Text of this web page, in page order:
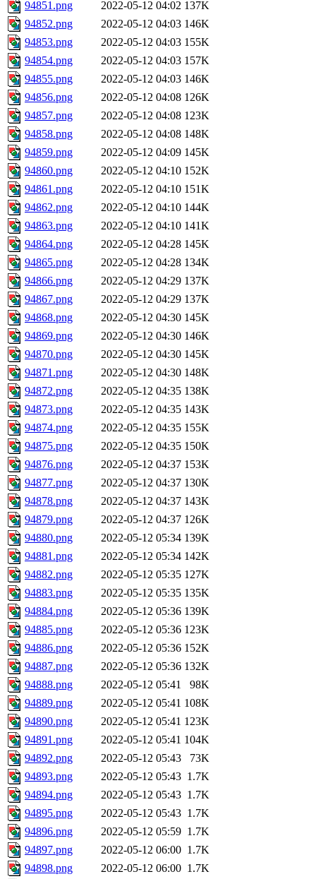
94851.png 2022-05-12 04:02 137K
94852.png
2022-05-12 04:03 146K
94853.png
2022-05-12 04:03 155K
94854.png
2022-05-12 04:03 157K
94855.png
2022-05-12 04:03 146K
94856.png
2022-05-12 04:08 126K
94857.png
2022-05-12 04:08 123K
94858.png
2022-05-12 04:08 148K
94859.png
2022-05-12 04:09 145K
94860.png
2022-05-12 04:10 152K
94861.png
2022-05-12 04:10 151K
94862.png
2022-05-12 04:10 144K
94863.png
2022-05-12 04:10 141K
94864.png
2022-05-12 04:28 145K
94865.png
2022-05-12 04:28 134K
94866.png
2022-05-12 04:29 137K
94867.png
2022-05-12 04:29 137K
94868.png
2022-05-12 04:30 145K
94869.png
2022-05-12 04:30 146K
94870.png
2022-05-12 04:30 145K
94871.png
2022-05-12 04:30 148K
94872.png
2022-05-12 04:35 138K
94873.png
2022-05-12 04:35 143K
94874.png
2022-05-12 04:35 155K
94875.png
2022-05-12 04:35 150K
94876.png
2022-05-12 04:37 153K
94877.png
2022-05-12 04:37 130K
94878.png
2022-05-12 04:37 143K
94879.png
2022-05-12 04:37 126K
94880.png
2022-05-12 05:34 139K
94881.png
2022-05-12 05:34 142K
94882.png
2022-05-12 05:35 127K
94883.png
2022-05-12 05:35 135K
94884.png
2022-05-12 05:36 139K
94885.png
2022-05-12 05:36 123K
94886.png
2022-05-12 05:36 152K
94887.png
2022-05-12 05:36 132K
94888.png
2022-05-12 05:41
98K
94889.png
2022-05-12 05:41 108K
94890.png
2022-05-12 05:41 123K
94891.png
2022-05-12 05:41 104K
94892.png
2022-05-12 05:43
73K
94893.png
2022-05-12 05:43 1.7K
94894.png
2022-05-12 05:43 1.7K
94895.png
2022-05-12 05:43 1.7K
94896.png
2022-05-12 05:59 1.7K
94897.png
2022-05-12 06:00 1.7K
94898.png
2022-05-12 06:00 1.7K